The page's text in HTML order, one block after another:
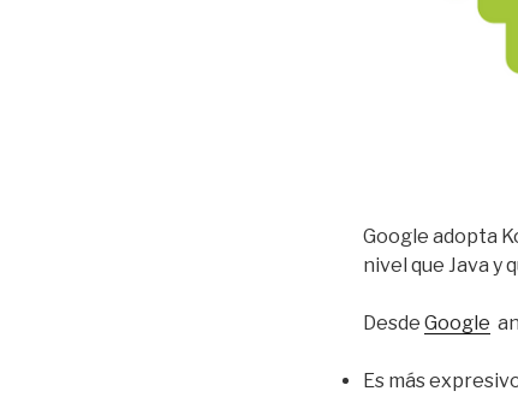
Google adopta
nivel que Java y
Desde Google
Es más